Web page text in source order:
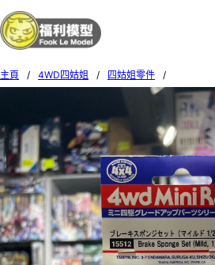
主頁 / 4WD四姑姐 / 四姑姐零件
/
TAMIYA Mini 4WD Brake Sponge Set (Mild, 1/2/